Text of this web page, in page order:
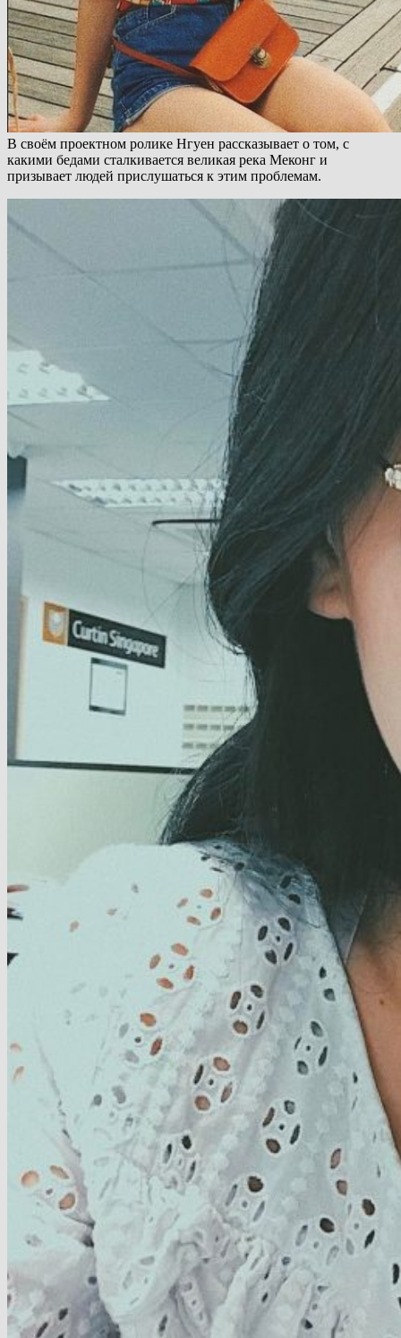
В своём проектном ролике Нгуен рассказывает о том, с
какими бедами сталкивается великая река Меконг и
призывает людей прислушаться к этим проблемам.